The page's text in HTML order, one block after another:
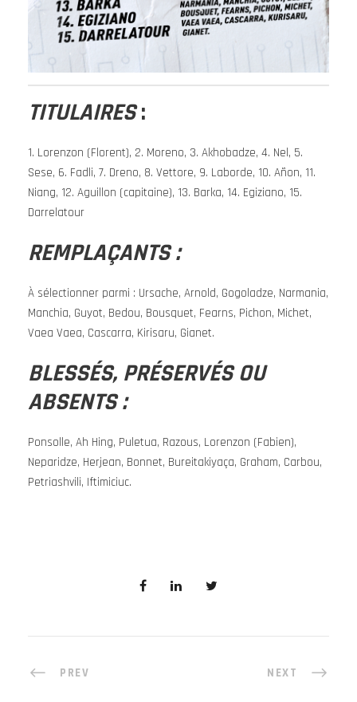
TITULAIRES:
1. Lorenzon (Florent), 2. Moreno, 3. Akhobadze, 4. Nel, 5.
Sese, 6. Fadli, 7. Dreno, 8. Vettore, 9. Laborde, 10. Añon, 11.
Niang, 12. Aguillon (capitaine), 13. Barka, 14. Egiziano, 15.
Darrelatour
REMPLAÇANTS :
À sélectionner parmi : Ursache, Arnold, Gogoladze, Narmania,
Manchia, Guyot, Bedou, Bousquet, Fearns, Pichon, Michet,
Vaea Vaea, Cascarra, Kirisaru, Gianet.
BLESSÉS, PRÉSERVÉS OU
ABSENTS :
Ponsolle, Ah Hing, Puletua, Razous, Lorenzon (Fabien),
Neparidze, Herjean, Bonnet, Bureitakiyaça, Graham, Carbou,
Petriashvili, Iftimiciuc.
PREV NEXT